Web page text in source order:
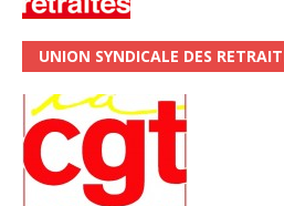
UNION SYNDICALE DES